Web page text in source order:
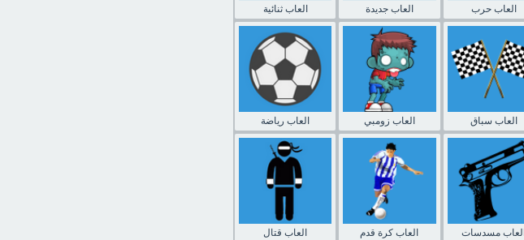
العاب ثنائية العاب جديدة العاب حرب
العاب رياضة العاب زومبي العاب سباق
العاب قتال العاب كرة قدم العاب مسدسات